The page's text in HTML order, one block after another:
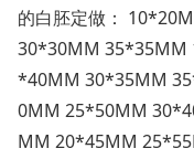
的白胚定做：
30*30MM 35*35MM
*40MM 30*35MM
0MM 25*50MM
MM 20*45MM